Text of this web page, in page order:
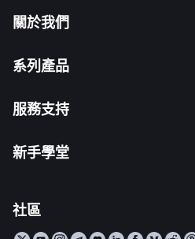
關於我們
系列產品
服務支持
新手學堂
社區